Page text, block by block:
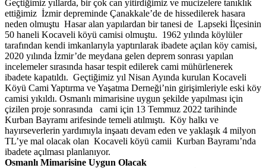
Geçtiğimiz yıllarda, bir çok can yitirdiğimiz ve mucizelere tanıklık
ettiğimiz İzmir depreminde Çanakkale’de de hissedilerek hasara
neden olmuştu Hasar alan yapılardan bir tanesi de Lapseki İlçesinin
50 haneli Kocaveli köyü camisi olmuştu. 1962 yılında köylüler
tarafından kendi imkanlarıyla yaptırılarak ibadete açılan köy camisi,
2020 yılında İzmir’de meydana gelen deprem sonrası yapılan
incelemeler sırasında hasar tespit edilerek cami mühürlenerek
ibadete kapatıldı. Geçtiğimiz yıl Nisan Ayında kurulan Kocaveli
Köyü Cami Yaptırma ve Yaşatma Derneği’nin girişimleriyle eski köy
camisi yıkıldı. Osmanlı mimarisine uygun şekilde yapılması için
çizilen proje sonrasında cami için 13 Temmuz 2022 tarihinde
Kurban Bayramı arifesinde temeli atılmıştı. Köy halkı ve
hayırseverlerin yardımıyla inşaatı devam eden ve yaklaşık 4 milyon
TL’ye mal olacak olan Kocaveli köyü camii Kurban Bayramı’nda
ibadete açılması planlanıyor.
Osmanlı Mimarisine Uygun Olacak